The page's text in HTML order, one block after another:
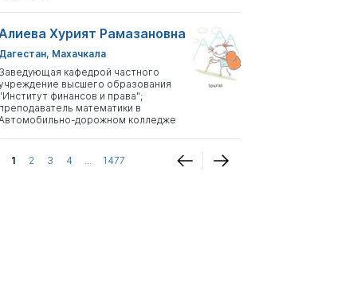
Хурият Рамазановна
Дагестан, Махачкала
Заведующая кафедрой частного
высшего образования
"Институт финансов и права";
преподаватель математики в
дорожном колледже
1 2 3 4 ... 1477